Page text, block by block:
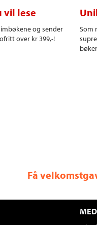
vil lese
og sender
over kr 399,-!
Som
Få